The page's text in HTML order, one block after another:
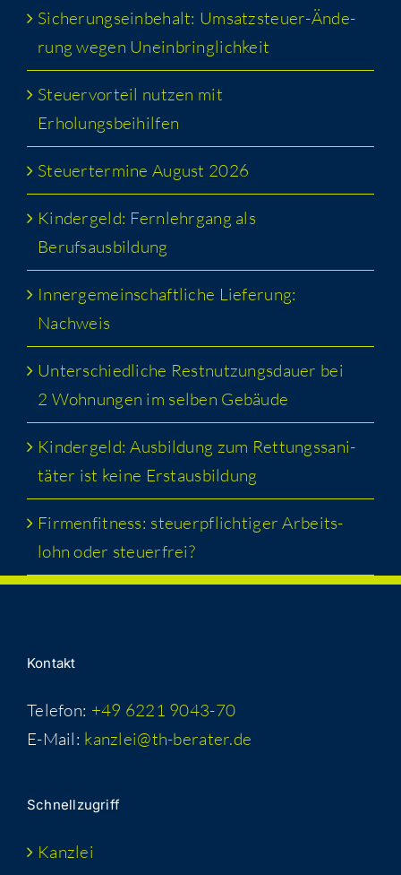
Siche­rungs­ein­be­halt: Umsatz­steu­er-Ände­
rung wegen Uneinbringlichkeit
Steu­er­vor­teil nut­zen mit
Erholungsbeihilfen
Steu­er­ter­mi­ne August 2026
Kin­der­geld: Fern­lehr­gang als
Berufsausbildung
Inner­ge­mein­schaft­li­che Lie­fe­rung:
Nachweis
Unter­schied­li­che Rest­nut­zungs­dau­er bei
2 Woh­nun­gen im sel­ben Gebäude
Kin­der­geld: Aus­bil­dung zum Ret­tungs­sa­ni­
tä­ter ist kei­ne Erstausbildung
Fir­men­fit­ness: steu­er­pflich­ti­ger Arbeits­
lohn oder steuerfrei?
Kon­takt
Telefon: +49 6221 9043-70
E-Mail: kanzlei@th-berater.de
Schnell­zu­griff
Kanz­lei